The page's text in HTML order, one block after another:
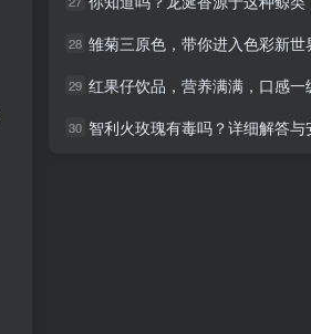
28 雏菊三原色，带你进入色彩新世
29 红果仔饮品，营养满满，口感一
30 智利火玫瑰有毒吗？详细解答与安
28 雏菊三原色，带你进入色彩新世
29 红果仔饮品，营养满满，口感一
30 智利火玫瑰有毒吗？详细解答与安